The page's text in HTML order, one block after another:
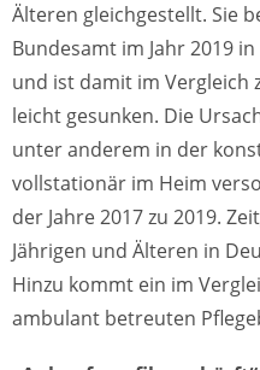
Älteren gleichgestellt. Sie
Bundesamt im Jahr 2019
und ist damit im Vergleich
leicht gesunken. Die
unter anderem in der
vollstationär im Heim
der Jahre 2017 zu 2019.
Jährigen und Älteren in
Hinzu kommt ein im
ambulant betreuten